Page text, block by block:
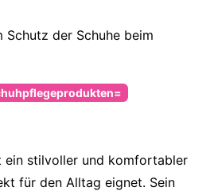
Schutz der Schuhe beim
ein stilvoller und komfortabler
für den Alltag eignet. Sein